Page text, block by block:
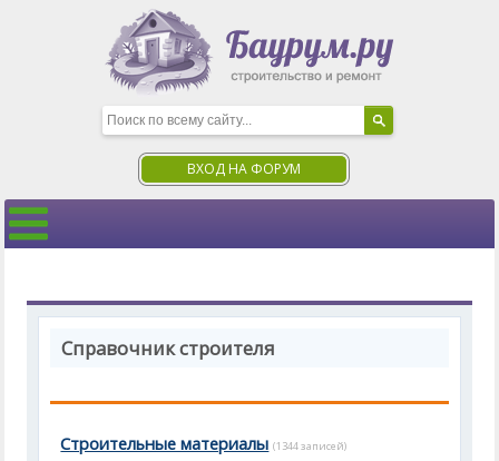
ВХОД НА ФОРУМ
Справочник строителя
Строительные материалы (1344 записей)